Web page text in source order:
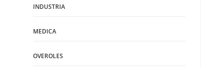
INDUSTRIA
MEDICA
OVEROLES